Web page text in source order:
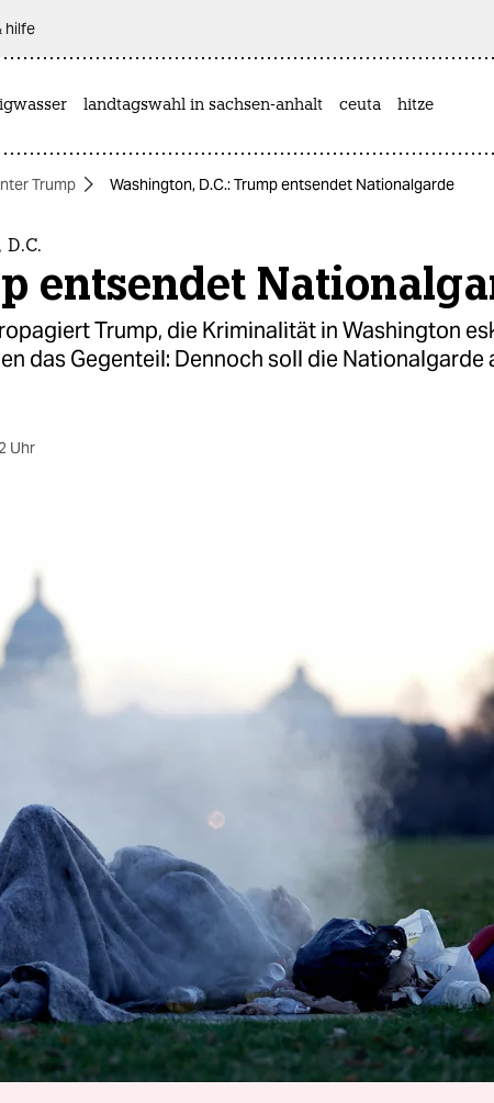
hilfe
landtagswahl in sachsen-anhalt ceuta hitze
Trump Washington, D.C.: Trump entsendet Nationalgarde
entsendet
Trump, die Kriminalität in Washington
das Gegenteil: Dennoch soll die Nationalgarde
Uhr